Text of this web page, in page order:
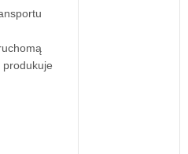
produkuje